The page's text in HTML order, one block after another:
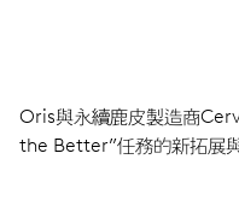
Oris與永續鹿皮製造商
the Better”任務的新拓展